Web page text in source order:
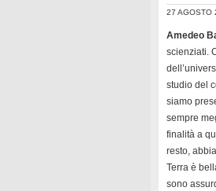
27 AGOSTO
Amedeo
scienziati.
studio del
siamo
sempre
finalità a
resto,
Terra è
sono